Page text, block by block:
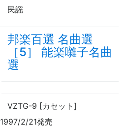
民謡
邦楽百選 名曲選
［5］ 能楽囃子名曲
選
VZTG-9 [カセット]
1997/2/21発売